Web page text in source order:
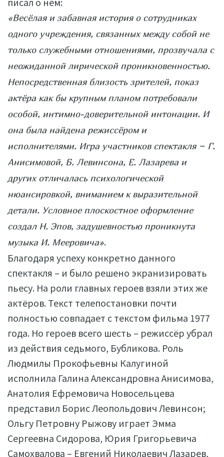
«Весёлая и забавная история о сотрудниках
одного учреждения, связанных между собой не
только служебными отношениями, прозвучала с
неожиданной лирической проникновенностью.
Непосредственная близость зрителей, показ
актёра как бы крупным планом потребовали
особой, интимно-доверительной интонации. И
она была найдена режиссёром и
исполнителями. Игра участников спектакля − Г.
Анисимовой, Б. Левинсона, Е. Лазарева и
других отличалась психологической
нюансировкой, вниманием к выразительной
детали. Условное плоскостное оформление
создал Н. Эпов, задушевностью проникнута
музыка И. Мееровича».
Благодаря успеху конкретно данного
спектакля – и было решено экранизировать
пьесу. На роли главных героев взяли этих же
актёров. Текст телепостановки почти
полностью совпадает с текстом фильма 1977
года. Но героев всего шесть – режиссёр убрал
из действия седьмого, Бубликова. Роль
Людмилы Прокофьевны Калугиной
исполнила Галина Александровна Анисимова,
Анатолия Ефремовича Новосельцева
представил Борис Леопольдович Левинсон;
Ольгу Петровну Рыжову играет Эмма
Сергеевна Сидорова, Юрия Григорьевича
Самохвалова – Евгений Николаевич Лазарев,